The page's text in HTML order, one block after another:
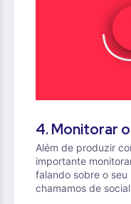
4. Monitorar
Além de produzir
importante
falando sobre o
chamamos de